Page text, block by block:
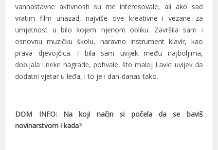
vannastavne aktivnosti su me interesovale, ali ako sad
vratim film unazad, najviše ove kreativne i vezane za
umjetnost u bilo kojem njenom obliku. Završila sam i
osnovnu muzičku školu, naravno instrument klavir, kao
prava djevojčica. I bila sam uvijek među najboljima,
dobijala i neke nagrade, pohvale, što maloj Lavici uvijek da
dodatni vjetar u leđa, i to je i dan-danas tako.
DOM INFO: Na koji način si počela da se baviš
novinarstvom i kada?